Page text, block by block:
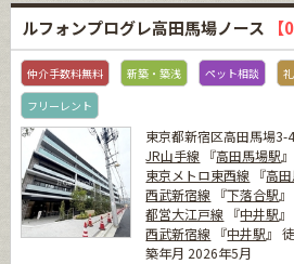
ルフォンプログレ高田馬場ノース
仲介手数料無料 新築・築浅 ペット相談
フリーレント
東京都新宿区高田馬場3-
JR山手線 『高田馬場駅
東京メトロ東西線 『高
西武新宿線 『下落合駅
都営大江戸線 『中井駅
西武新宿線 『中井駅』
築年月 2026年5月